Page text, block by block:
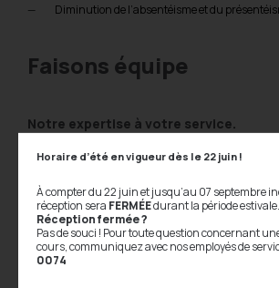
Diminution de l’absentéisme et du
Faisons équipe
Notre expertise à votre service.
Évaluation de la condition physique
Plan d’entraînement personnalisé individuel
Entraînement de groupe en entreprise
Entraînement de groupe au Complexe sportif
Cours de groupe variés (cardio-musculaire,
Horaire d’été en vigueur dès le 22 juin !
À compter du 22 juin et jusqu’au 07 septembre
réception sera FERMÉEdurant la période estivale.
Réception fermée ?
Pas de souci ! Pour toute question concernant
cours, communiquez avec nos employés de
0074